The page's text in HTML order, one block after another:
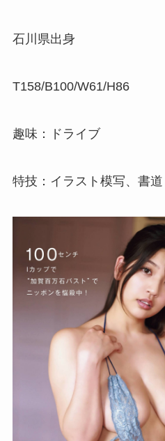
石川県出身
T158/B100/W61/H86
趣味：ドライブ
特技：イラスト模写、書道